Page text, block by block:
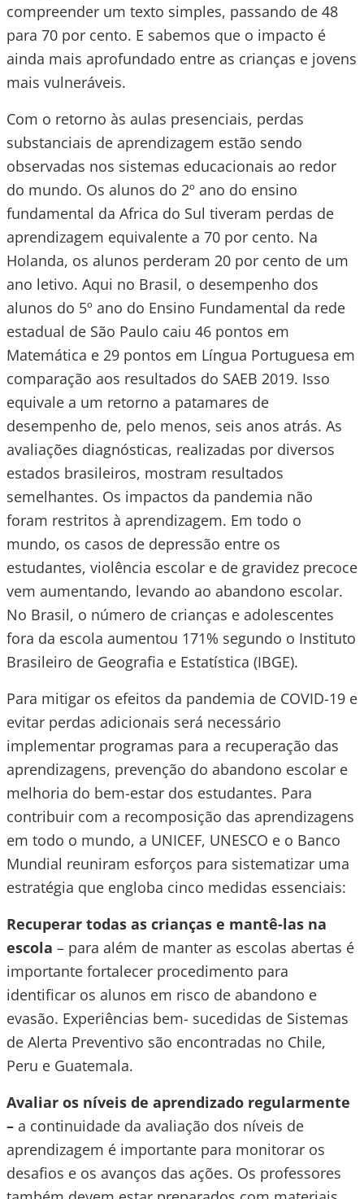
compreender um texto simples, passando de 48
para 70 por cento. E sabemos que o impacto é
ainda mais aprofundado entre as crianças e jovens
mais vulneráveis.
Com o retorno às aulas presenciais, perdas
substanciais de aprendizagem estão sendo
observadas nos sistemas educacionais ao redor
do mundo. Os alunos do 2º ano do ensino
fundamental da Africa do Sul tiveram perdas de
aprendizagem equivalente a 70 por cento. Na
Holanda, os alunos perderam 20 por cento de um
ano letivo. Aqui no Brasil, o desempenho dos
alunos do 5º ano do Ensino Fundamental da rede
estadual de São Paulo caiu 46 pontos em
Matemática e 29 pontos em Língua Portuguesa em
comparação aos resultados do SAEB 2019. Isso
equivale a um retorno a patamares de
desempenho de, pelo menos, seis anos atrás. As
avaliações diagnósticas, realizadas por diversos
estados brasileiros, mostram resultados
semelhantes. Os impactos da pandemia não
foram restritos à aprendizagem. Em todo o
mundo, os casos de depressão entre os
estudantes, violência escolar e de gravidez precoce
vem aumentando, levando ao abandono escolar.
No Brasil, o número de crianças e adolescentes
fora da escola aumentou 171% segundo o Instituto
Brasileiro de Geografia e Estatística (IBGE).
Para mitigar os efeitos da pandemia de COVID-19 e
evitar perdas adicionais será necessário
implementar programas para a recuperação das
aprendizagens, prevenção do abandono escolar e
melhoria do bem-estar dos estudantes. Para
contribuir com a recomposição das aprendizagens
em todo o mundo, a UNICEF, UNESCO e o Banco
Mundial reuniram esforços para sistematizar uma
estratégia que engloba cinco medidas essenciais:
Recuperar todas as crianças e mantê-las na
escola – para além de manter as escolas abertas é
importante fortalecer procedimento para
identificar os alunos em risco de abandono e
evasão. Experiências bem- sucedidas de Sistemas
de Alerta Preventivo são encontradas no Chile,
Peru e Guatemala.
Avaliar os níveis de aprendizado regularmente
– a continuidade da avaliação dos níveis de
aprendizagem é importante para monitorar os
desafios e os avanços das ações. Os professores